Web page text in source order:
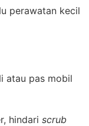
perawatan kecil
atau pas mobil
hindari scrub